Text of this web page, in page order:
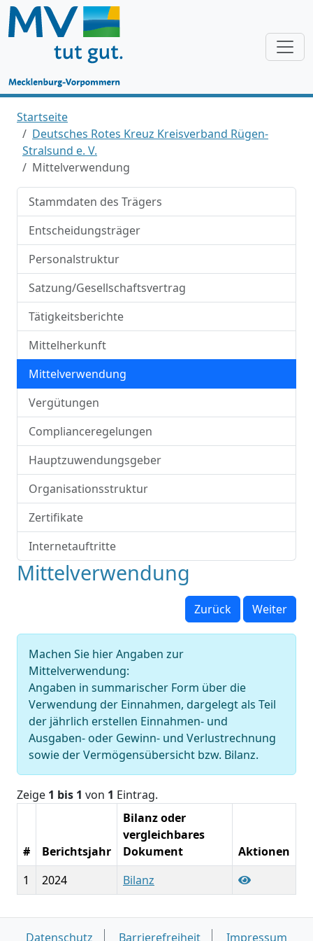
Startseite
Deutsches Rotes Kreuz Kreisverband Rügen-
Stralsund e. V.
Mittelverwendung
Stammdaten des Trägers
Entscheidungsträger
Personalstruktur
Satzung/Gesellschaftsvertrag
Tätigkeitsberichte
Mittelherkunft
Mittelverwendung
Vergütungen
Complianceregelungen
Hauptzuwendungsgeber
Organisationsstruktur
Zertifikate
Internetauftritte
Mittelverwendung
Zurück Weiter
Machen Sie hier Angaben zur
Mittelverwendung:
Angaben in summarischer Form über die
Verwendung der Einnahmen, dargelegt als Teil
der jährlich erstellen Einnahmen- und
Ausgaben- oder Gewinn- und Verlustrechnung
sowie der Vermögensübersicht bzw. Bilanz.
Zeige 1 bis 1 von 1 Eintrag.
# Berichtsjahr
Bilanz oder
vergleichbares
Dokument
Aktionen
1
2024 Bilanz
Datenschutz Barrierefreiheit Impressum